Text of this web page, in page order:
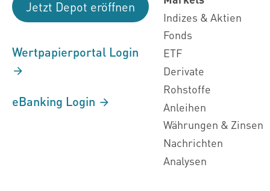
Jetzt Depot eröffnen
Wertpapierportal Login
eBanking Login
Indizes & Aktien
Fonds
ETF
Derivate
Rohstoffe
Anleihen
Währungen & Zinsen
Nachrichten
Analysen